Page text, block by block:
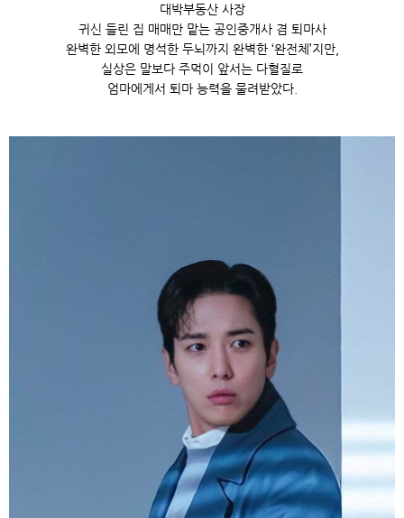
대박부동산 사장
귀신 들린 집 매매만 맡는 공인중개사 겸 퇴마사
완벽한 외모에 명석한 두뇌까지 완벽한 ‘완전체’지만,
실상은 말보다 주먹이 앞서는 다혈질로
엄마에게서 퇴마 능력을 물려받았다.